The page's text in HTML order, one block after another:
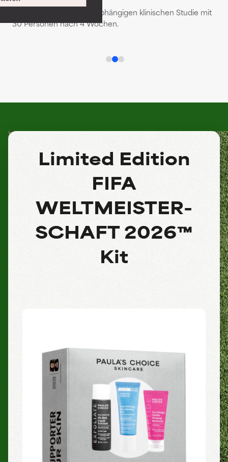
*Basierend auf einer unabhängigen klinischen Studie mit
30 Personen nach 4 Wochen.
Limited Edition
FIFA
WELTMEISTER­
SCHAFT 2026™
Kit